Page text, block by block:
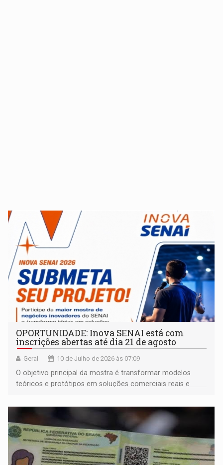
OPORTUNIDADE: Inova SENAI está com
inscrições abertas até dia 21 de agosto
Geral 10 de Julho de 2026 às 07:09
O objetivo principal da mostra é transformar modelos
teóricos e protótipos em soluções comerciais reais e
reais do mercado de trabalho contemporâneo